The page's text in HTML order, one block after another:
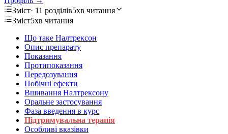
Зміст· 11 розділів5хв читання
Зміст5хв читання
Що таке Налтрексон
Опис препарату
Показання
Протипоказання
Передозування
Побічні ефекти
Вшивання Налтрексону
Оральне застосування
Фаза введення в курс
Підтримувальна терапія
Особливі вказівки